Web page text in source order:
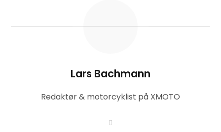
Lars Bachmann
Redaktør & motorcyklist på XMOTO